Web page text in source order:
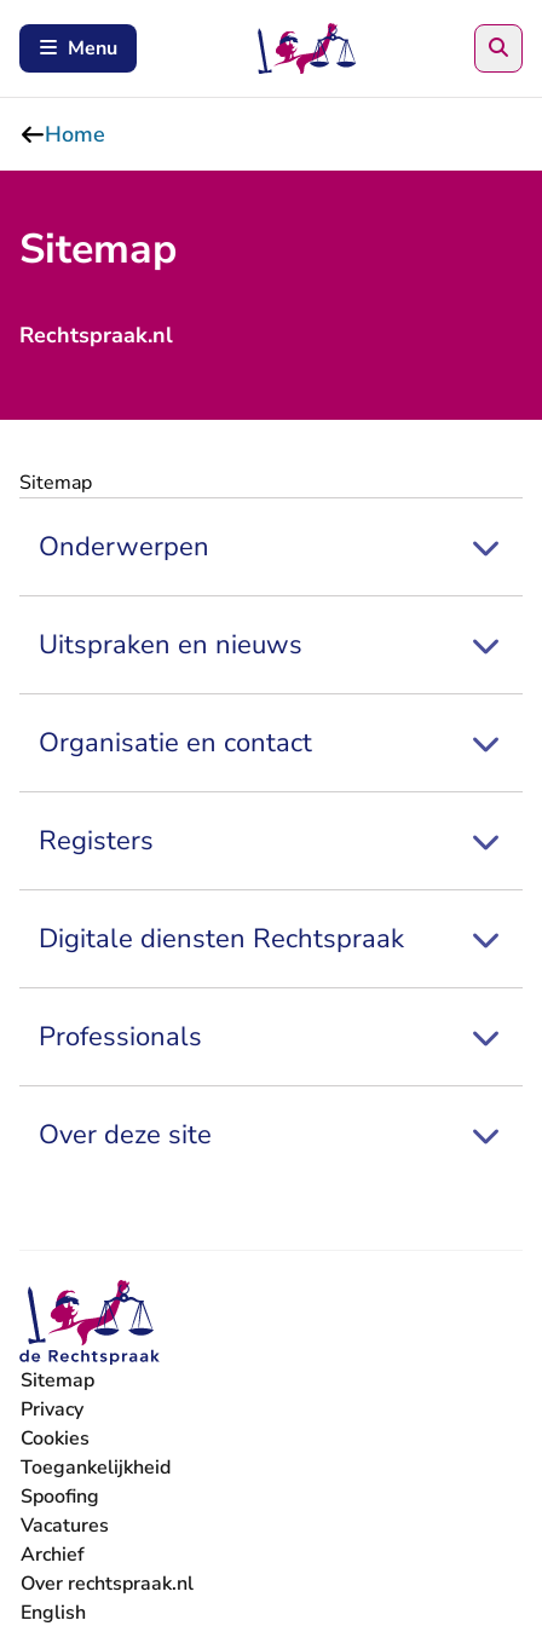
Menu
Home
Sitemap
Rechtspraak.nl
Sitemap
Onderwerpen
Uitspraken en nieuws
Organisatie en contact
Registers
Digitale diensten Rechtspraak
Professionals
Over deze site
Sitemap
Privacy
Cookies
Toegankelijkheid
Spoofing
Vacatures
- U verlaat Rechtspraak.nl
Archief
Over rechtspraak.nl
English